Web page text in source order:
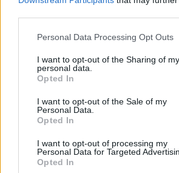
Personal Data Processing Opt Outs
I want to opt-out of the Sharing of my
personal data.
Opted In
I want to opt-out of the Sale of my
Personal Data.
Opted In
I want to opt-out of processing my
Personal Data for Targeted
Opted In
Az otthoni
nők munkaereje és a
mindennapi élet
### A "Háztartástan" mint
"Család- és Fogyasztástudomány"
gyakran nevetség tárgya –